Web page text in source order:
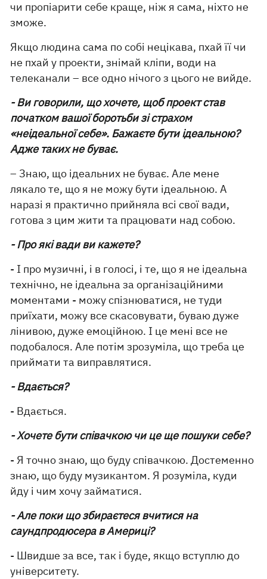
чи пропіарити себе краще, ніж я сама, ніхто не
зможе.
Якщо людина сама по собі нецікава, пхай її чи
не пхай у проекти, знімай кліпи, води на
телеканали – все одно нічого з цього не вийде.
- Ви говорили, що хочете, щоб проект став
початком вашої боротьби зі страхом
«неідеальної себе». Бажаєте бути ідеальною?
Адже таких не буває.
– Знаю, що ідеальних не буває. Але мене
лякало те, що я не можу бути ідеальною. А
наразі я практично прийняла всі свої вади,
готова з цим жити та працювати над собою.
- Про які вади ви кажете?
- І про музичні, і в голосі, і те, що я не ідеальна
технічно, не ідеальна за організаційними
моментами - можу спізнюватися, не туди
приїхати, можу все скасовувати, буваю дуже
лінивою, дуже емоційною. І це мені все не
подобалося. Але потім зрозуміла, що треба це
приймати та виправлятися.
- Вдається?
- Вдається.
- Хочете бути співачкою чи це ще пошуки себе?
- Я точно знаю, що буду співачкою. Достеменно
знаю, що буду музикантом. Я розуміла, куди
йду і чим хочу займатися.
- Але поки що збираєтеся вчитися на
саундпродюсера в Америці?
- Швидше за все, так і буде, якщо вступлю до
університету.